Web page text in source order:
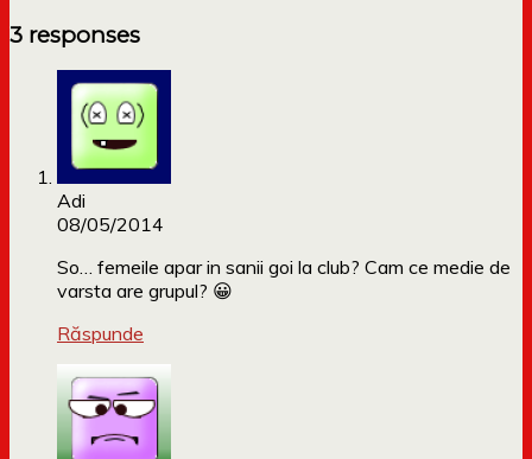
3 responses
Adi
08/05/2014
So… femeile apar in sanii goi la club? Cam ce medie de
varsta are grupul? 😀
Răspunde